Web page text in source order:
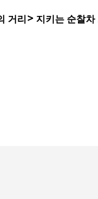
거리> 지키는 순찰